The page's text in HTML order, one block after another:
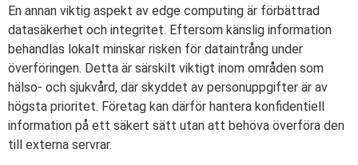
En annan viktig aspekt av edge computing är förbättrad
datasäkerhet och integritet. Eftersom känslig information
behandlas lokalt minskar risken för dataintrång under
överföringen. Detta är särskilt viktigt inom områden som
hälso- och sjukvård, där skyddet av personuppgifter är av
högsta prioritet. Företag kan därför hantera konfidentiell
information på ett säkert sätt utan att behöva överföra den
till externa servrar.